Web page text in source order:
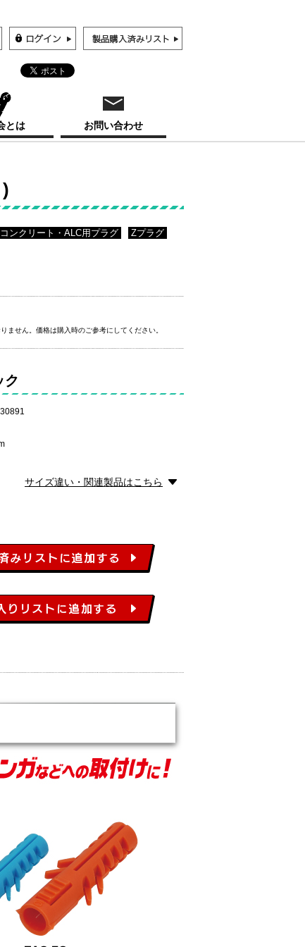
とは お問い合わせ
コンクリート・ALC用プラグ Zプラグ
ません。価格は購入時のご参考にしてください。
ク
サイズ違い・関連製品はこちら